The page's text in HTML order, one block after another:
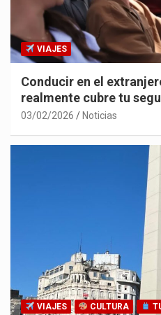
VIAJES
Conducir en el
realmente cubre tu
03/02/2026 Noticias
VIAJES CULTURA